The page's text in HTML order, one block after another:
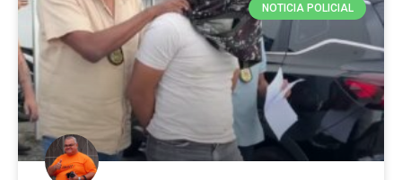
NOTICIA POLICIAL